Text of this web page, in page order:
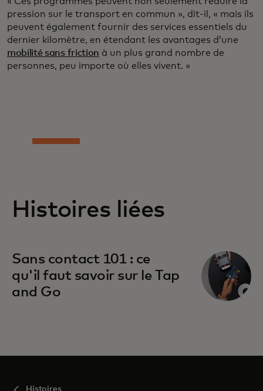
pression sur le transport en commun », dit-il, « mais ils
peuvent également fournir des services essentiels du
dernier kilomètre, en étendant les avantages d’une
mobilité sans friction à un plus grand nombre de
personnes, peu importe où elles vivent. »
Histoires liées
Sans contact 101 : ce
qu'il faut savoir sur le Tap
and Go